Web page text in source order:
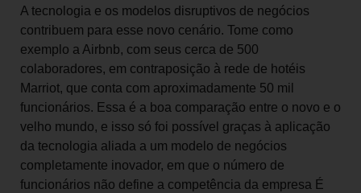
A tecnologia e os modelos disruptivos de negócios
contribuem para esse novo cenário. Tome como
exemplo a Airbnb, com seus cerca de 500
colaboradores, em contraposição à rede de hotéis
Marriot, que conta com aproximadamente 50 mil
funcionários. Essa é a boa comparação entre o novo e o
velho mundo, e isso só foi possível graças à aplicação
da tecnologia aliada a um modelo de negócios
completamente inovador, em que o número de
funcionários não define a competência da empresa É